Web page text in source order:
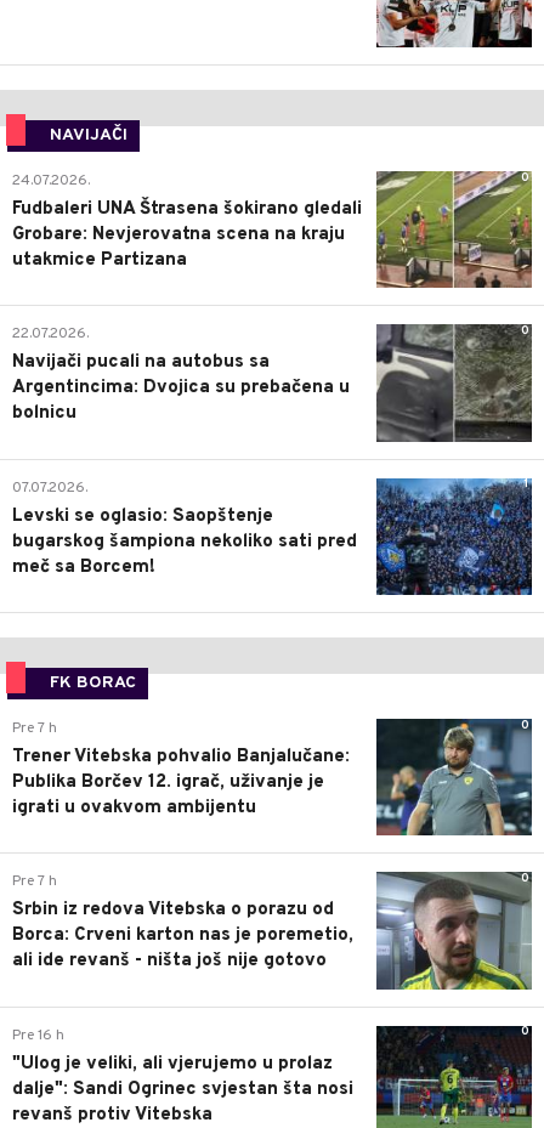
NAVIJAČI
0
24.07.2026.
Fudbaleri UNA Štrasena šokirano gledali
Grobare: Nevjerovatna scena na kraju
utakmice Partizana
0
22.07.2026.
Navijači pucali na autobus sa
Argentincima: Dvojica su prebačena u
bolnicu
1
07.07.2026.
Levski se oglasio: Saopštenje
bugarskog šampiona nekoliko sati pred
meč sa Borcem!
FK BORAC
0
Pre 7 h
Trener Vitebska pohvalio Banjalučane:
Publika Borčev 12. igrač, uživanje je
igrati u ovakvom ambijentu
0
Pre 7 h
Srbin iz redova Vitebska o porazu od
Borca: Crveni karton nas je poremetio,
ali ide revanš - ništa još nije gotovo
0
Pre 16 h
"Ulog je veliki, ali vjerujemo u prolaz
dalje": Sandi Ogrinec svjestan šta nosi
revanš protiv Vitebska